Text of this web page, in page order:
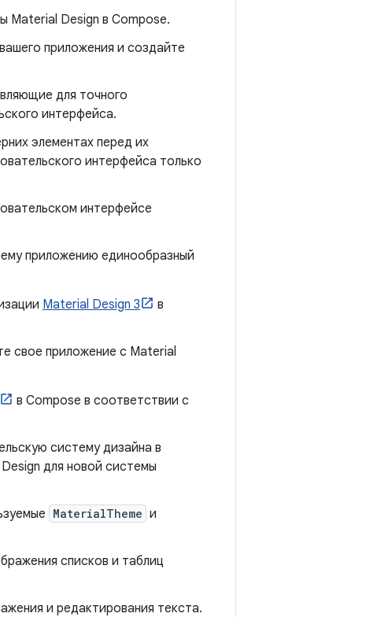
Material Design в Compose.
приложения и создайте
для точного
интерфейса.
элементах перед их
интерфейса только
интерфейсе
приложению единообразный
Material Design 3
в
свое приложение с Material
в Compose в соответствии с
систему дизайна в
для новой системы
MaterialTheme и
списков и таблиц
и редактирования текста.